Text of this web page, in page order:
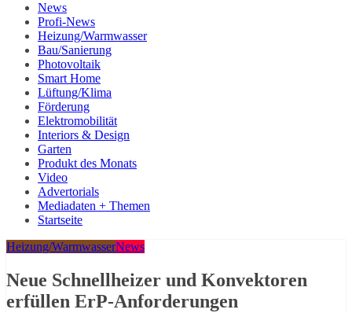
News
Profi-News
Heizung/Warmwasser
Bau/Sanierung
Photovoltaik
Smart Home
Lüftung/Klima
Förderung
Elektromobilität
Interiors & Design
Garten
Produkt des Monats
Video
Advertorials
Mediadaten + Themen
Startseite
Heizung/WarmwasserNews
Neue Schnellheizer und Konvektoren
erfüllen ErP-Anforderungen